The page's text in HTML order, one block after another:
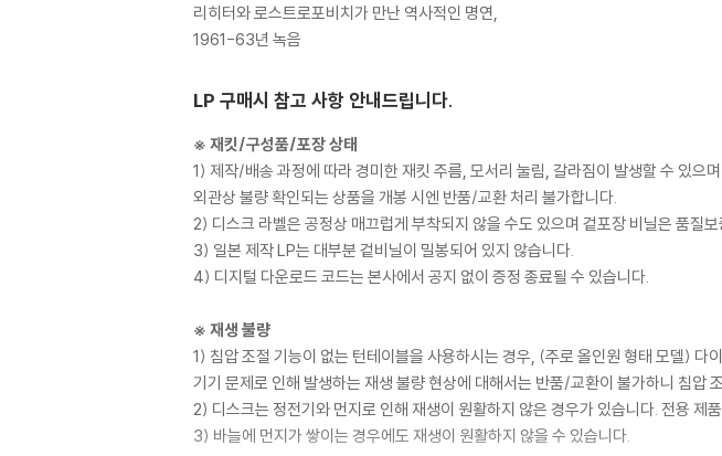
리히터와 로스트로포비치가 만난 역사적인 명연,
1961-63년 녹음
LP 구매시 참고 사항 안내드립니다.
※ 재킷/구성품/포장 상태
1) 제작/배송 과정에 따라 경미한 재킷 주름, 모서리 눌림, 갈라짐이 발생할 수 있으
외관상 불량 확인되는 상품을 개봉 시엔 반품/교환 처리 불가합니다.
2) 디스크 라벨은 공정상 매끄럽게 부착되지 않을 수도 있으며 겉포장 비닐은 품질
3) 일본 제작 LP는 대부분 겉비닐이 밀봉되어 있지 않습니다.
4) 디지털 다운로드 코드는 본사에서 공지 없이 증정 종료될 수 있습니다.
※ 재생 불량
1) 침압 조절 기능이 없는 턴테이블을 사용하시는 경우, (주로 올인원 형태 모델) 다
기기 문제로 인해 발생하는 재생 불량 현상에 대해서는 반품/교환이 불가하니 침압
2) 디스크는 정전기와 먼지로 인해 재생이 원활하지 않은 경우가 있습니다. 전용 제
3) 바늘에 먼지가 쌓이는 경우에도 재생이 원활하지 않을 수 있습니다.